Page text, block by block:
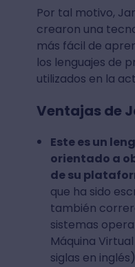
Por tal motivo,
crearon una
más fácil de
los lenguajes de
utilizados en la
Ventajas de
Este es un
orientado a
de su
que ha sido
también
sistemas
Máquina
siglas en